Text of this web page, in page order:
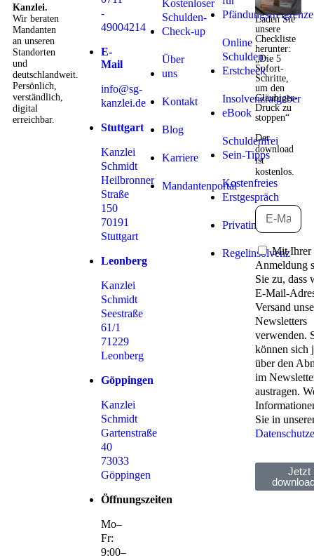
Kanzlei.
Wir beraten
Mandanten
an unseren
Standorten
und
deutschlandweit.
Persönlich,
verständlich,
digital
erreichbar.
-
49004214
E-
Mail
info@sg-
kanzlei.de
Stuttgart
Kanzlei
Schmidt
Heilbronner
Straße
150
70191
Stuttgart
Leonberg
Kanzlei
Schmidt
Seestraße
61/1
71229
Leonberg
Göppingen
Kanzlei
Schmidt
Gartenstraße
40
73033
Göppingen
Öffnungszeiten
Mo–
Fr:
9:00–
Kostenloser
Schulden-
Check-up
Über
uns
Kontakt
Blog
Karriere
Mandantenportal
Pfändungsfreigrenze
Online
Schulden-
Erstcheck
Insolvenzratgeber
eBook
Schuldenfrei
Sein-Tipps
Kostenfreies
Erstgespräch
Privatinsolvenz
Regelinsolvenz
Laden Sie
unsere
Checkliste
herunter:
„Die 5
Sofort-
Schritte,
um den
Gläubiger-
Druck zu
stoppen“
Der
download
ist
kostenlos.
Mit Ihrer
Anmeldung
Sie zu, dass
E-Mail-
Versand
Newsletters
verwenden.
können sich
über den
im
austragen.
Sie in
Jetzt